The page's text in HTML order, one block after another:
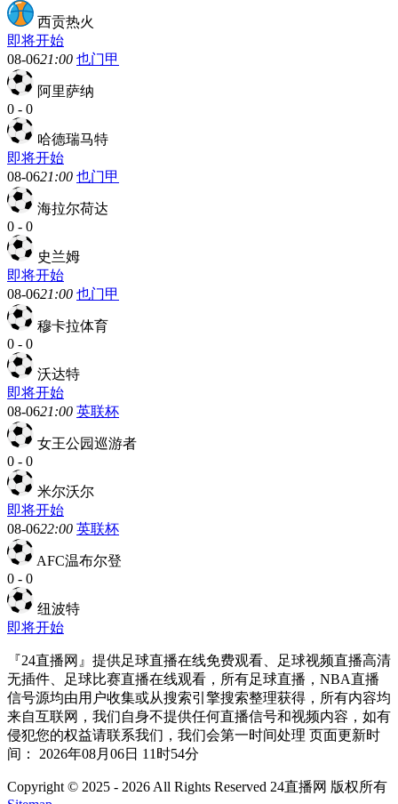
西贡热火
即将开始
08-0621:00 也门甲
阿里萨纳
0 - 0
哈德瑞马特
即将开始
08-0621:00 也门甲
海拉尔荷达
0 - 0
史兰姆
即将开始
08-0621:00 也门甲
穆卡拉体育
0 - 0
沃达特
即将开始
08-0621:00 英联杯
女王公园巡游者
0 - 0
米尔沃尔
即将开始
08-0622:00 英联杯
AFC温布尔登
0 - 0
纽波特
即将开始
『24直播网』提供足球直播在线免费观看、足球视频直播高清
无插件、足球比赛直播在线观看，所有足球直播，NBA直播
信号源均由用户收集或从搜索引擎搜索整理获得，所有内容均
来自互联网，我们自身不提供任何直播信号和视频内容，如有
侵犯您的权益请联系我们，我们会第一时间处理 页面更新时
间： 2026年08月06日 11时54分
Copyright © 2025 - 2026 All Rights Reserved 24直播网 版权所有